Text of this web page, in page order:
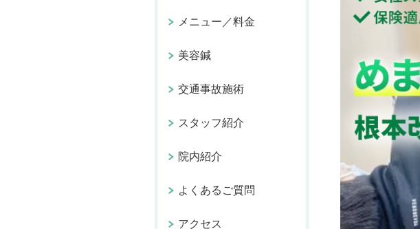
メニュー／料金
美容鍼
交通事故施術
スタッフ紹介
院内紹介
よくあるご質問
アクセス